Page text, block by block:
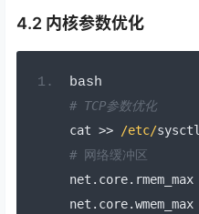
4.2 内核参数优化
bash
# TCP参数优化
cat >> /etc/sysctl
# 网络缓冲区
net . core. rmem_max
net . core.wmem_max